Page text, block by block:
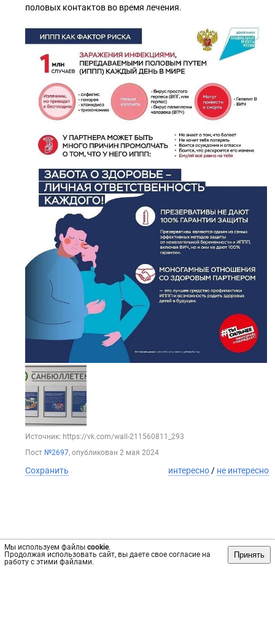
Мы используем файлы cookie.
Продолжая использовать сайт, вы даете свое согласие на
работу с этими файлами.
Принять
половых контактов во время лечения.
Источник: https://vk.com/wall-211560811_293
Пост №2697, опубликован 2 мая 2024
Сохранить интересно / не интересно
Обратная связь Инвесторам